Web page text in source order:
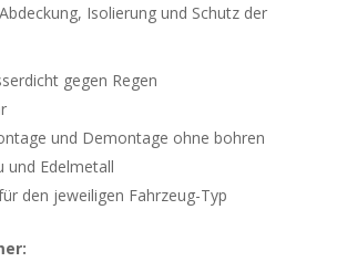
Isolierung und Schutz der
gegen Regen
und Demontage ohne bohren
und Edelmetall
den jeweiligen Fahrzeug-Typ